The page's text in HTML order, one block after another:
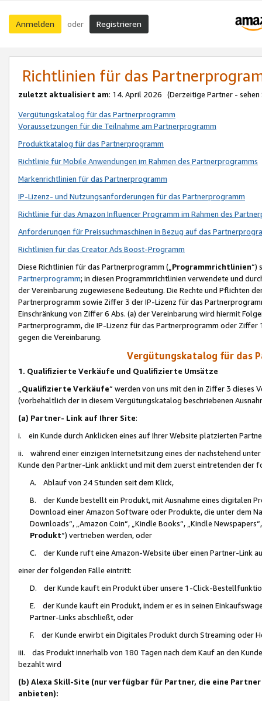
Anmelden oder Registrieren
Richtlinien für das
zuletzt aktualisiert am: 14. April 2026 (Derzeitige Partner - sehen
Vergütungskatalog für das Partnerprogramm
Voraussetzungen für die Teilnahme am Partnerprogramm
Produktkatalog für das Partnerprogramm
Richtlinie für Mobile Anwendungen im Rahmen des Partnerprogramms
Markenrichtlinien für das Partnerprogramm
IP-Lizenz- und Nutzungsanforderungen für das Partnerprogramm
Richtlinie für das Amazon Influencer Programm im Rahmen des
Anforderungen für Preissuchmaschinen in Bezug auf das
Richtlinien für das Creator Ads Boost-Programm
Diese Richtlinien für das Partnerprogramm („Programmrichtlinien“)
Partnerprogramm; in diesen Programmrichtlinien verwendete und
der Vereinbarung zugewiesene Bedeutung. Die Rechte und Pflichten
Partnerprogramm sowie Ziffer 3 der IP-Lizenz für das
Einschränkung von Ziffer 6 Abs. (a) der Vereinbarung wird hiermit
Partnerprogramm, die IP-Lizenz für das Partnerprogramm oder
gegen die Vereinbarung.
Vergütungskatalog für das
1. Qualifizierte Verkäufe und Qualifizierte Umsätze
Qualifizierte Verkäufe“ werden von uns mit den in Ziffer 3
(vorbehaltlich der in diesem Vergütungskatalog beschriebenen
(a) Partner- Link auf Ihrer Site:
i. ein Kunde durch Anklicken eines auf Ihrer Website platzierten
ii. während einer einzigen Internetsitzung eines der nachstehend
Kunde den Partner-Link anklickt und mit dem zuerst eintretenden der
A. Ablauf von 24 Stunden seit dem Klick,
B. der Kunde bestellt ein Produkt, mit Ausnahme eines digitalen
Download einer Amazon Software oder Produkte, die unter dem
Downloads“, „Amazon Coin“, „Kindle Books“, „Kindle
Produkt“) vertrieben werden, oder
C. der Kunde ruft eine Amazon-Website über einen Partner-Link
einer der folgenden Fälle eintritt:
D. der Kunde kauft ein Produkt über unsere 1-Click-
E. der Kunde kauft ein Produkt, indem er es in seinen
Partner-Links abschließt, oder
F. der Kunde erwirbt ein Digitales Produkt durch Streaming oder
iii. das Produkt innerhalb von 180 Tagen nach dem Kauf an den
bezahlt wird
(b) Alexa Skill-Site (nur verfügbar für Partner, die eine
anbieten):